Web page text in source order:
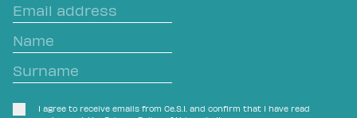
I agree to receive emails from Ce.S.I. and confirm that I have read